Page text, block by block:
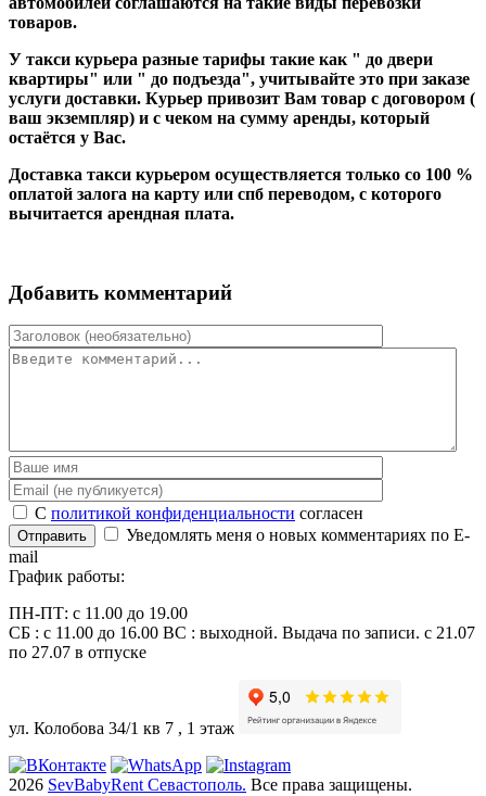
товаров.
У такси курьера разные тарифы такие как " до двери
квартиры" или " до подъезда", учитывайте это при заказе
услуги доставки. Курьер привозит Вам товар с договором (
ваш экземпляр) и с чеком на сумму аренды, который
остаётся у Вас.
Доставка такси курьером осуществляется только со 100 %
оплатой залога на карту или спб переводом, с которого
вычитается арендная плата.
Добавить комментарий
С политикой конфиденциальности согласен
Отправить
Уведомлять меня о новых комментариях по E-
mail
График работы:
ПН-ПТ: c 11.00 до 19.00
СБ : с 11.00 до 16.00 ВС : выходной. Выдача по записи. с 21.07
по 27.07 в отпуске
ул. Колобова 34/1 кв 7 , 1 этаж
2026 SevBabyRent Севастополь. Все права защищены.